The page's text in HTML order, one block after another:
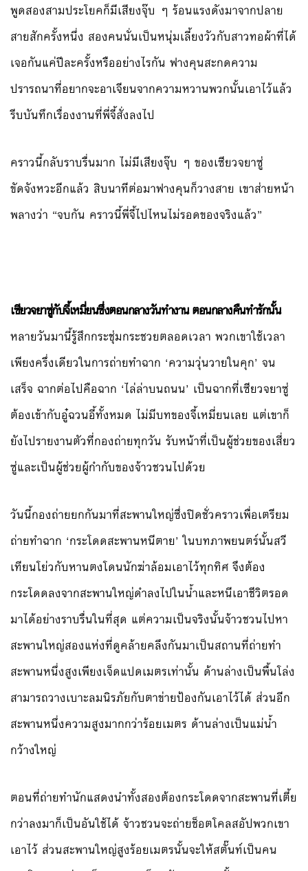
พูดสองสามประโยคก็มีเสียงจุ๊บ ๆ ร้อนแรงดังมาจากปลาย
สายสักครั้งหนึ่ง สองคนนั่นเป็นหนุ่มเลี้ยงวัวกับสาวทอผ้าที่ได้
เจอกันแค่ปีละครั้งหรืออย่างไรกัน ฟางคุนสะกดความ
ปรารถนาที่อยากจะอาเจียนจากความหวานพวกนั้นเอาไว้แล้ว
รีบบันทึกเรื่องงานที่พี่จี้สั่งลงไป
คราวนี้กลับราบรื่นมาก ไม่มีเสียงจุ๊บ ๆ ของเซียวจยาซู่
ขัดจังหวะอีกแล้ว สิบนาทีต่อมาฟางคุนก็วางสาย เขาส่ายหน้า
พลางว่า “จบกัน คราวนี้พี่จี้ไปไหนไม่รอดของจริงแล้ว”
เซียวจยาซู่กับจี้เหมี่ยนซึ่งตอนกลางวันทำงาน ตอนกลางคืนทำรักนั้น
หลายวันมานี้รู้สึกกระชุ่มกระชวยตลอดเวลา พวกเขาใช้เวลา
เพียงครึ่งเดียวในการถ่ายทำฉาก ‘ความวุ่นวายในคุก’ จน
เสร็จ ฉากต่อไปคือฉาก ‘ไล่ล่าบนถนน’ เป็นฉากที่เซียวจยาซู่
ต้องเข้ากับอู๋ฉวนอี้ทั้งหมด ไม่มีบทของจี้เหมี่ยนเลย แต่เขาก็
ยังไปรายงานตัวที่กองถ่ายทุกวัน รับหน้าที่เป็นผู้ช่วยของเสี่ยว
ซู่และเป็นผู้ช่วยผู้กำกับของจ้าวชวนไปด้วย
วันนี้กองถ่ายยกกันมาที่สะพานใหญ่ซึ่งปิดชั่วคราวเพื่อเตรียม
ถ่ายทำฉาก ‘กระโดดสะพานหนีตาย’ ในบทภาพยนตร์นั้นสวี
เทียนโย่วกับหานตงโดนนักฆ่าล้อมเอาไว้ทุกทิศ จึงต้อง
กระโดดลงจากสะพานใหญ่ดำลงไปในน้ำและหนีเอาชีวิตรอด
มาได้อย่างราบรื่นในที่สุด แต่ความเป็นจริงนั้นจ้าวชวนไปหา
สะพานใหญ่สองแห่งที่ดูคล้ายคลึงกันมาเป็นสถานที่ถ่ายทำ
สะพานหนึ่งสูงเพียงเจ็ดแปดเมตรเท่านั้น ด้านล่างเป็นพื้นโล่ง
สามารถวางเบาะลมนิรภัยกับตาข่ายป้องกันเอาไว้ได้ ส่วนอีก
สะพานหนึ่งความสูงมากกว่าร้อยเมตร ด้านล่างเป็นแม่น้ำ
กว้างใหญ่
ตอนที่ถ่ายทำนักแสดงนำทั้งสองต้องกระโดดจากสะพานที่เตี้ย
กว่าลงมาก็เป็นอันใช้ได้ จ้าวชวนจะถ่ายช็อตโคลสอัปพวกเขา
เอาไว้ ส่วนสะพานใหญ่สูงร้อยเมตรนั้นจะให้สตั๊นท์เป็นคน